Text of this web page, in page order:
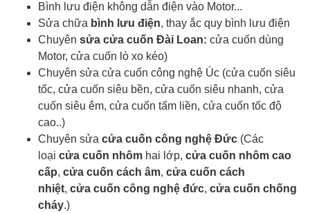
Bình lưu điện không dẫn điện vào Motor...
Sửa chữa bình lưu điện, thay ắc quy bình lưu điện
Chuyên sửa cửa cuốn Đài Loan: cửa cuốn dùng
Motor, cửa cuốn lò xo kéo)
Chuyên sửa cửa cuốn công nghệ Úc (cửa cuốn siêu
tốc, cửa cuốn siêu bền, cửa cuốn siêu nhanh, cửa
cuốn siêu êm, cửa cuốn tấm liền, cửa cuốn tốc độ
cao..)
Chuyên sửa cửa cuốn công nghệ Đức (Các
loại cửa cuốn nhôm hai lớp, cửa cuốn nhôm cao
cấp, cửa cuốn cách âm, cửa cuốn cách
nhiệt, cửa cuốn công nghệ đức, cửa cuốn chống
cháy.)